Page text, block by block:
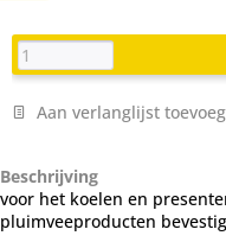
Aan verlanglijst
Beschrijving
voor het koelen en
pluimveeproducten